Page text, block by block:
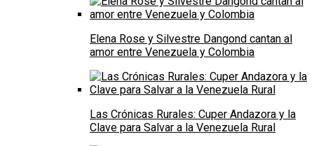
Elena Rose y Silvestre Dangond cantan al
amor entre Venezuela y Colombia
Las Crónicas Rurales: Cuper Andazora y la
Clave para Salvar a la Venezuela Rural